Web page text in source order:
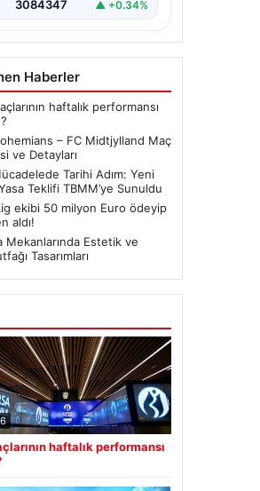
3084347 ▲ +0.34%
Haberler
haftalık performansı
– FC Midtjylland Maç
ve Detayları
Tarihi Adım: Yeni
Teklifi TBMM’ye Sunuldu
ekibi 50 milyon Euro ödeyip
aldı!
Mekanlarında Estetik ve
Tasarımları
haftalık performansı